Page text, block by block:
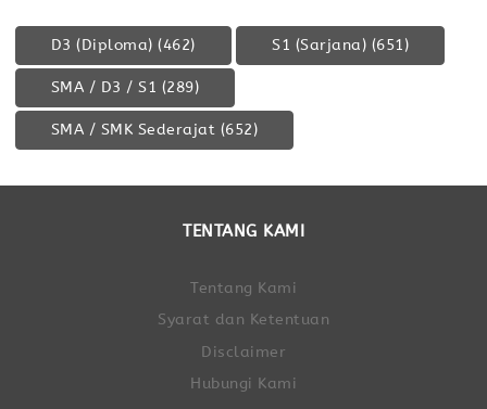
D3 (Diploma) (462) S1 (Sarjana) (651)
SMA / D3 / S1 (289)
SMA / SMK Sederajat (652)
TENTANG KAMI
Tentang Kami
Syarat dan Ketentuan
Disclaimer
Hubungi Kami